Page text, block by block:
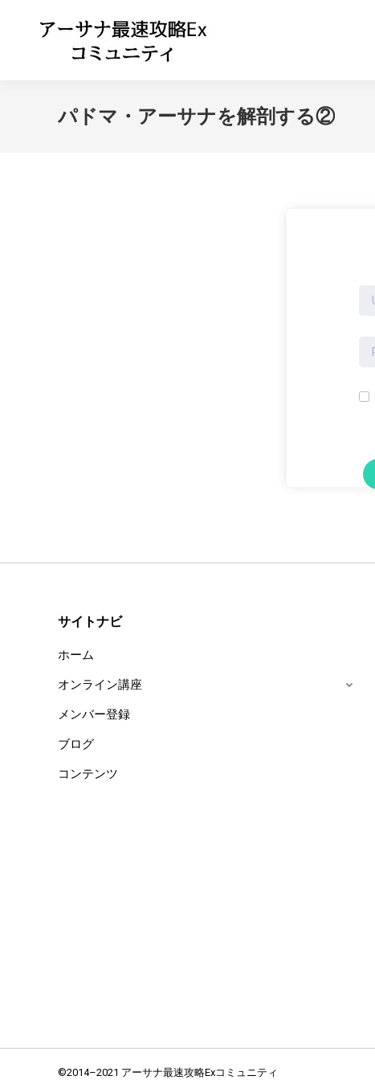
パドマ・アーサナを解剖する②
サイトナビ
ホーム
オンライン講座
メンバー登録
ブログ
コンテンツ
©2014–2021 アーサナ最速攻略Exコミュニティ